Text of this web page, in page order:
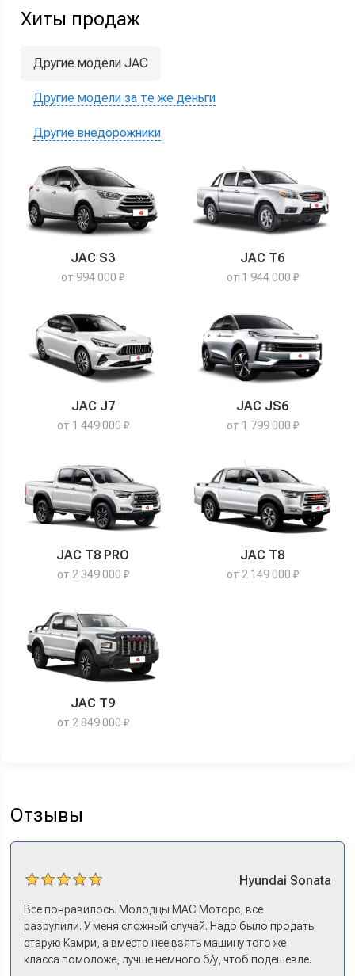
Хиты продаж
Другие модели JAC
Другие модели за те же деньги
Другие внедорожники
JAC S3
от 994 000 ₽
JAC T6
от 1 944 000 ₽
JAC J7
от 1 449 000 ₽
JAC JS6
от 1 799 000 ₽
JAC T8 PRO
от 2 349 000 ₽
JAC T8
от 2 149 000 ₽
JAC T9
от 2 849 000 ₽
Отзывы
Hyundai Sonata
Все понравилось. Молодцы МАС Моторс, все
разрулили. У меня сложный случай. Надо было продать
старую Камри, а вместо нее взять машину того же
класса помоложе, лучше немного б/у, чтоб подешевле.